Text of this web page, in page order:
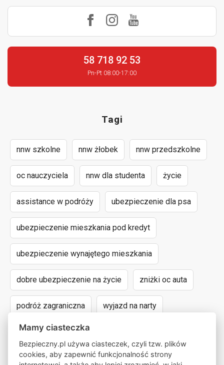
58 718 92 53
Pn-Pt 08:00-17:00
Tagi
nnw szkolne nnw żłobek nnw przedszkolne
oc nauczyciela nnw dla studenta życie
assistance w podróży ubezpieczenie dla psa
ubezpieczenie mieszkania pod kredyt
ubezpieczenie wynajętego mieszkania
dobre ubezpieczenie na życie zniżki oc auta
podróż zagraniczna wyjazd na narty
assistance dla aut powyżej 15 lat
następstwa nieszczęśliwych wypadków
Mamy ciasteczka
Bezpieczny.pl używa ciasteczek, czyli tzw. plików
cookies, aby zapewnić funkcjonalność strony